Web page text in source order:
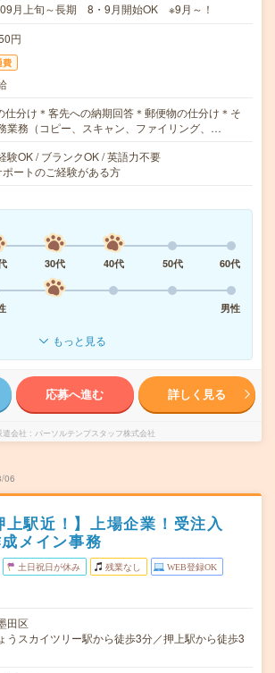
月上旬～長期 8・9月開始OK ※9月～！
円
費
仕分け＊客先への納期回答＊郵便物の仕分け＊そ
業務（コピー、スキャン、ファイリング、…
験OK / ブランクOK / 英語力不要
ポートのご経験がある方
30代 40代 50代
60代
男性
もっと見る
応募へ進む 詳しく見る
遣会社 パーソルテンプスタッフ株式会社
06
駅近！】上場企業！受注入
メイン事務
土日祝日が休み 残業なし WEB登録OK
田区
うスカイツリー駅から徒歩3分／押上駅から徒歩3